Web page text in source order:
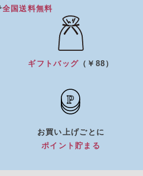
全国送料無料
ギフトバッグ （￥88）
お買い上げごとに
ポイント貯まる